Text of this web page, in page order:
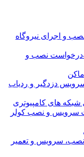
و اجرای نیروگاه
درخواست نصب و
دزدگیر و ردیاب
شبکه های کامپیوتری
سرویس و نصب کولر
نصب، سرویس و تعمیر